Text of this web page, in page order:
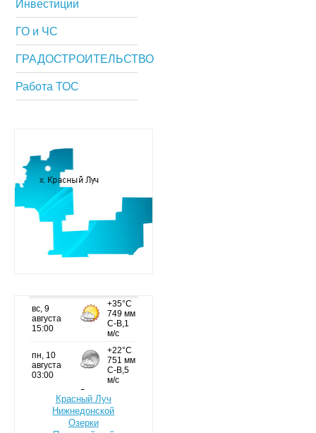
Инвестиции
ГО и ЧС
ГРАДОСТРОИТЕЛЬСТВО
Работа ТОС
Красный Луч
Нижнедонской
Озерки